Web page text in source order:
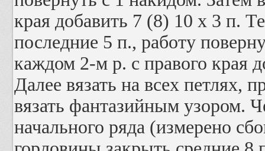
края добавить 7 (8) 10 x 3 п.
последние 5 п., работу
каждом 2-м р. с правого края
Далее вязать на всех петлях,
вязать фантазийным узором.
начального ряда (измерено